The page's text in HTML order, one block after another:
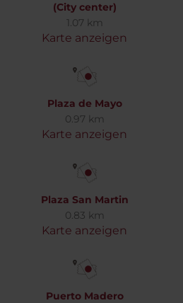
(City center)
1.07 km
Karte anzeigen
Plaza de Mayo
0.97 km
Karte anzeigen
Plaza San Martin
0.83 km
Karte anzeigen
Puerto Madero